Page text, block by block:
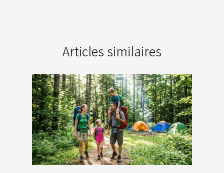
Articles similaires